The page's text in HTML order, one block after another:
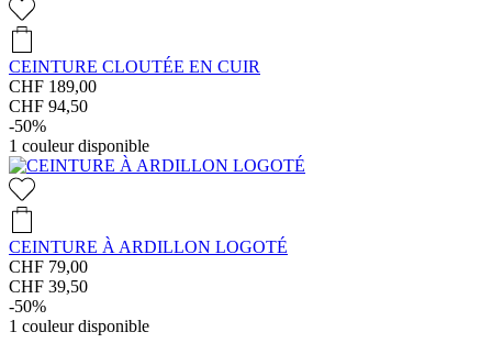
CEINTURE CLOUTÉE EN CUIR
CHF 189,00
CHF 94,50
-50%
1 couleur disponible
CEINTURE À ARDILLON LOGOTÉ
CHF 79,00
CHF 39,50
-50%
1 couleur disponible